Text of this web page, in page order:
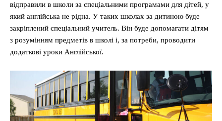
відправили в школи за спеціальними програмами для дітей, у
який англійська не рідна. У таких школах за дитиною буде
закріплений спеціальний учитель. Він буде допомагати дітям
з розумінням предметів в школі і, за потреби, проводити
додаткові уроки Англійської.